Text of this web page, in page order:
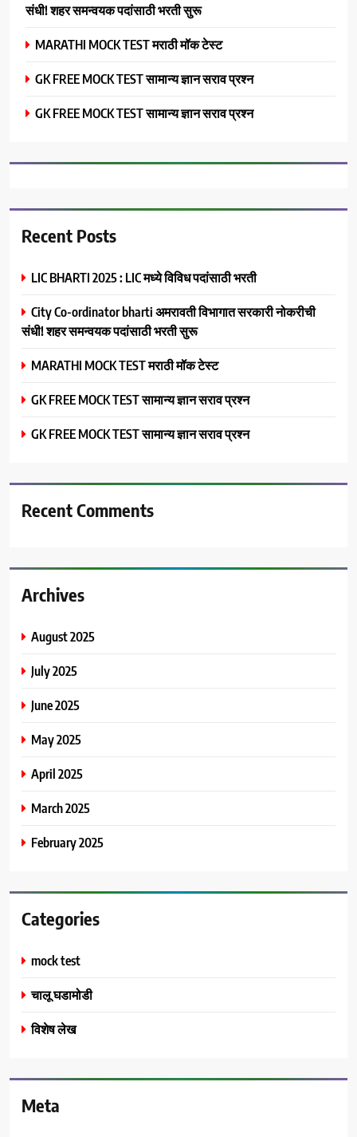
संधी! शहर समन्वयक पदांसाठी भरती सुरू
MARATHI MOCK TEST मराठी मॉक टेस्ट
GK FREE MOCK TEST सामान्य ज्ञान सराव प्रश्न
GK FREE MOCK TEST सामान्य ज्ञान सराव प्रश्न
Recent Posts
LIC BHARTI 2025 : LIC मध्ये विविध पदांसाठी भरती
City Co-ordinator bharti अमरावती विभागात सरकारी नोकरीची
संधी! शहर समन्वयक पदांसाठी भरती सुरू
MARATHI MOCK TEST मराठी मॉक टेस्ट
GK FREE MOCK TEST सामान्य ज्ञान सराव प्रश्न
GK FREE MOCK TEST सामान्य ज्ञान सराव प्रश्न
Recent Comments
Archives
August 2025
July 2025
June 2025
May 2025
April 2025
March 2025
February 2025
Categories
mock test
चालू घडामोडी
विशेष लेख
Meta